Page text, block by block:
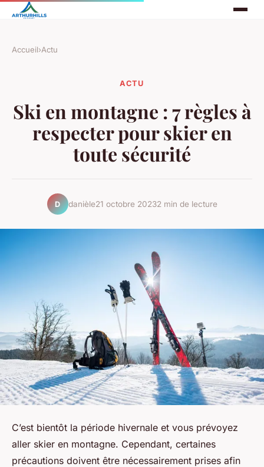
Accueil›Actu
ACTU
Ski en montagne : 7 règles à
respecter pour skier en
toute sécurité
D danièle21 octobre 20232 min de lecture
C’est bientôt la période hivernale et vous prévoyez
aller skier en montagne. Cependant, certaines
précautions doivent être nécessairement prises afin